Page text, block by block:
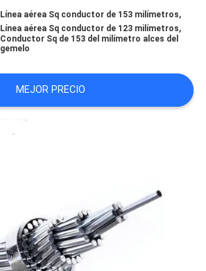
Línea aérea Sq conductor de 153 milímetros,
Línea aérea Sq conductor de 123 milímetros,
Conductor Sq de 153 del milímetro alces del
gemelo
MEJOR PRECIO